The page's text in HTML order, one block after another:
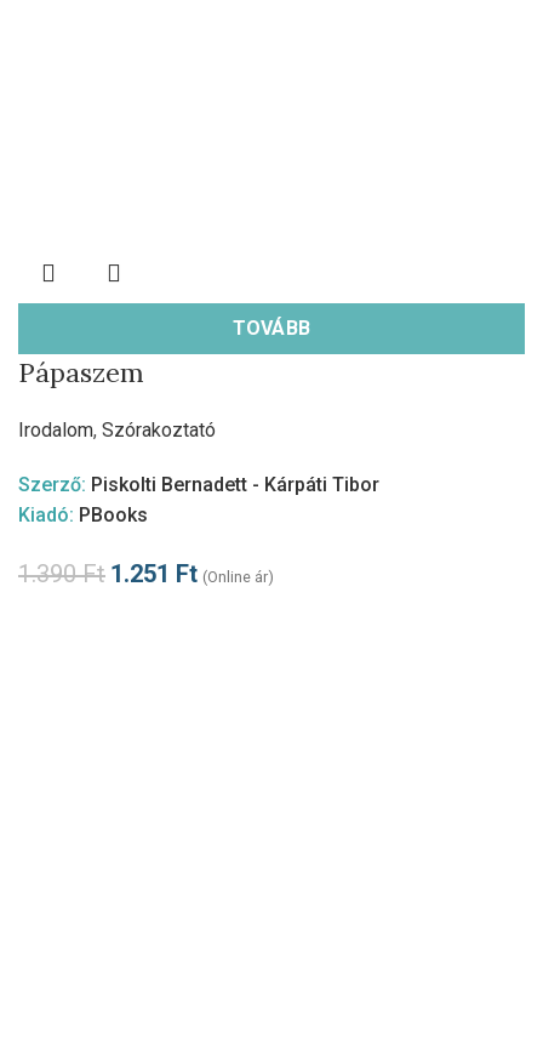
TOVÁBB
Pápaszem
Irodalom, Szórakoztató
Szerző: Piskolti Bernadett - Kárpáti Tibor
Kiadó: PBooks
1.390Ft 1.251 Ft (Online ár)